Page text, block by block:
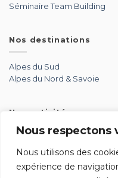
Nous respectons
Nous utilisons des
expérience de
Séminaire Team Building
Nos destinations
Alpes du Sud
Alpes du Nord & Savoie
Nos activités
Aventure
Détente